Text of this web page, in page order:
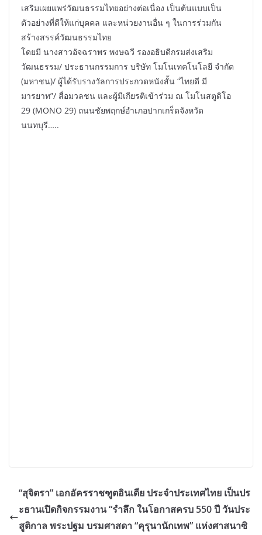
เสริมเผยแพร่วัฒนธรรมไทยอย่างต่อเนื่อง เป็นต้นแบบเป็น
ตัวอย่างที่ดีให้แก่บุคคล และหน่วยงานอื่น ๆ ในการร่วมกัน
สร้างสรรค์วัฒนธรรมไทย
โดยมี นางสาวอัจฉราพร พงษฉวี รองอธิบดีกรมส่งเสริม
วัฒนธรรม/ ประธานกรรมการ บริษัท โมโนเทคโนโลยี จำกัด
(มหาชน)/ ผู้ได้รับรางวัลการประกวดหนังสั้น “ไทยดี มี
มารยาท”/ สื่อมวลชน และผู้มีเกียรติเข้าร่วม ณ โมโนสตูดิโอ
29 (MONO 29) ถนนชัยพฤกษ์อำเภอปากเกร็ดจังหวัด
นนทบุรี…..
“สุจิตรา” เอกอัครราชฑูตอินเดีย ประจำประเทศไทย เป็นปร
ะธานเปิดกิจกรรมงาน “รำลึก ในโอกาสครบ 550 ปี วันประ
สูติกาล พระปฐม บรมศาสดา “คุรุนานักเทพ” แห่งศาสนาซิ